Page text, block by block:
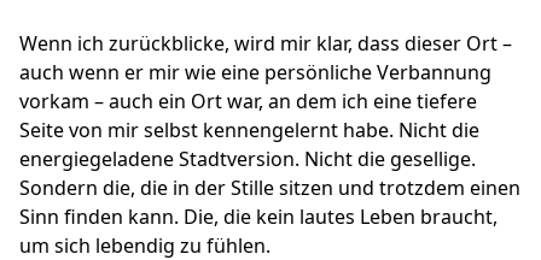
Wenn ich zurückblicke, wird mir klar, dass dieser Ort –
auch wenn er mir wie eine persönliche Verbannung
vorkam – auch ein Ort war, an dem ich eine tiefere
Seite von mir selbst kennengelernt habe. Nicht die
energiegeladene Stadtversion. Nicht die gesellige.
Sondern die, die in der Stille sitzen und trotzdem einen
Sinn finden kann. Die, die kein lautes Leben braucht,
um sich lebendig zu fühlen.